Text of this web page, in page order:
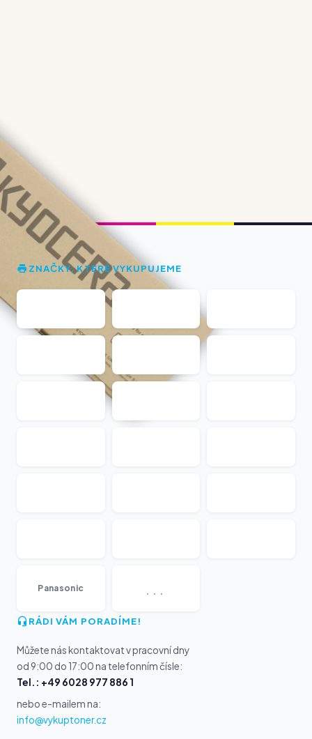
ZNAČKY, KTERÉ VYKUPUJEME
Panasonic ...
RÁDI VÁM PORADÍME!
Můžete nás kontaktovat v pracovní dny
od 9:00 do 17:00 na telefonním čísle:
Tel.: +49 6028 977 886 1
nebo e-mailem na:
info@vykuptoner.cz